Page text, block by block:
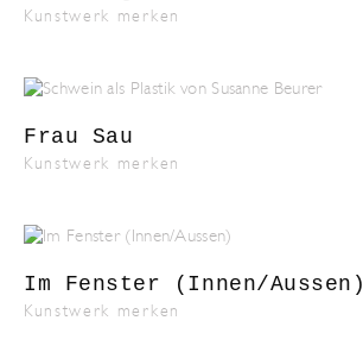
Kunstwerk merken
Kunstwerk merken
Frau Sau
Kunstwerk merken
Im Fenster (Innen/Aussen)